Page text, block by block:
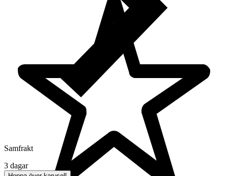
Samfrakt
3 dagar